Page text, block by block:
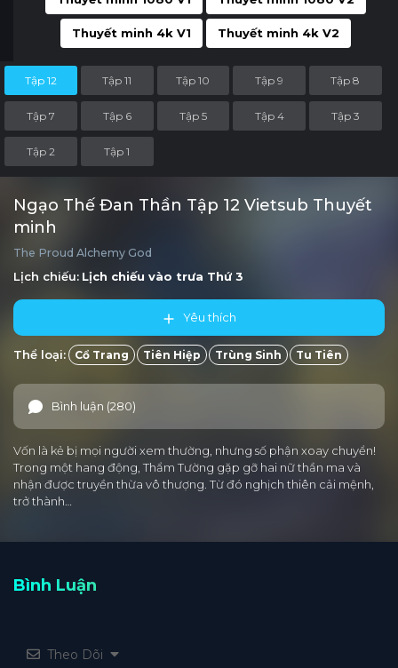
Thuyết minh 4k V1 Thuyết minh 4k V2
Tập 12 Tập 11 Tập 10 Tập 9 Tập 8
Tập 7 Tập 6 Tập 5 Tập 4 Tập 3
Tập 2 Tập 1
Ngạo Thế Đan Thần Tập 12 Vietsub Thuyết
minh
The Proud Alchemy God
Lịch chiếu: Lịch chiếu vào trưa Thứ 3
Yêu thích
Thể loại: Cổ Trang Tiên Hiệp Trùng Sinh Tu Tiên
Bình luận (280)
Vốn là kẻ bị mọi người xem thường, nhưng số phận xoay chuyển!
Trong một hang động, Thẩm Tường gặp gỡ hai nữ thần ma và
nhận được truyền thừa vô thượng. Từ đó nghịch thiên cải mệnh,
trở thành…
Bình Luận
Theo Dõi